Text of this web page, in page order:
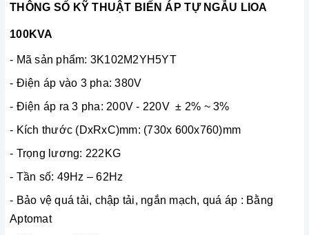
THÔNG SỐ KỸ THUẬT BIẾN ÁP TỰ NGẪU LIOA
100KVA
- Mã sản phẩm: 3K102M2YH5YT
- Điện áp vào 3 pha: 380V
- Điện áp ra 3 pha: 200V - 220V ± 2% ~ 3%
- Kích thước (DxRxC)mm: (730x 600x760)mm
- Trọng lương: 222KG
- Tần số: 49Hz – 62Hz
- Bảo vệ quá tải, chập tải, ngắn mạch, quá áp : Bằng
Aptomat